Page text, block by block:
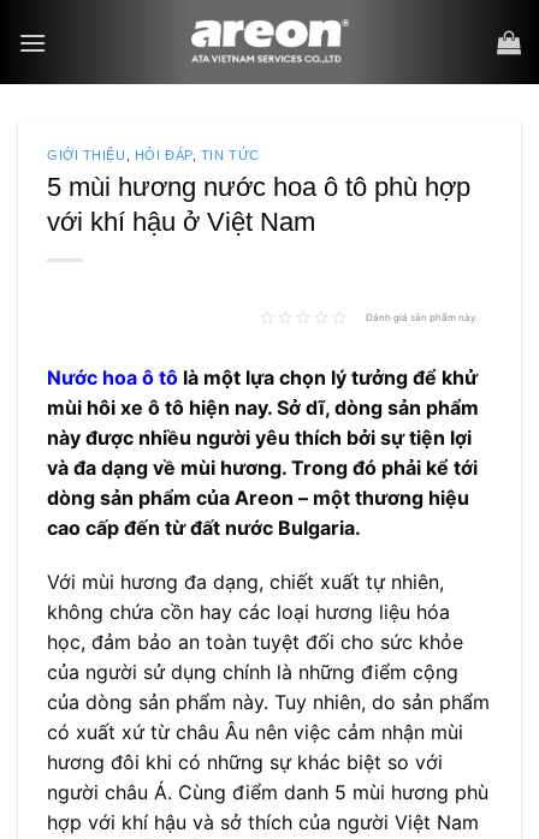
qua
GIỚI THIỆU HỎI ĐÁP, TIN TỨC
5 mùi hương nước hoa ô tô phù hợp
với khí hậu ở Việt Nam
Đánh giá sản phẩm này.
Nước hoa ô tô là một lựa chọn lý tưởng để khử
mùi hôi xe ô tô hiện nay. Sở dĩ, dòng sản phẩm
này được nhiều người yêu thích bởi sự tiện lợi
và đa dạng về mùi hương. Trong đó phải kể tới
dòng sản phẩm của Areon – một thương hiệu
cao cấp đến từ đất nước Bulgaria.
Với mùi hương đa dạng, chiết xuất tự nhiên,
không chứa cồn hay các loại hương liệu hóa
học, đảm bảo an toàn tuyệt đối cho sức khỏe
của người sử dụng chính là những điểm cộng
của dòng sản phẩm này. Tuy nhiên, do sản phẩm
có xuất xứ từ châu Âu nên việc cảm nhận mùi
hương đôi khi có những sự khác biệt so với
người châu Á. Cùng điểm danh 5 mùi hương phù
hợp với khí hậu và sở thích của người Việt Nam